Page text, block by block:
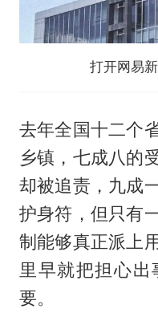
打开网易
去年全国十二个
乡镇，七成八的
却被追责，九成
护身符，但只有
制能够真正派上
里早就把担心
要。